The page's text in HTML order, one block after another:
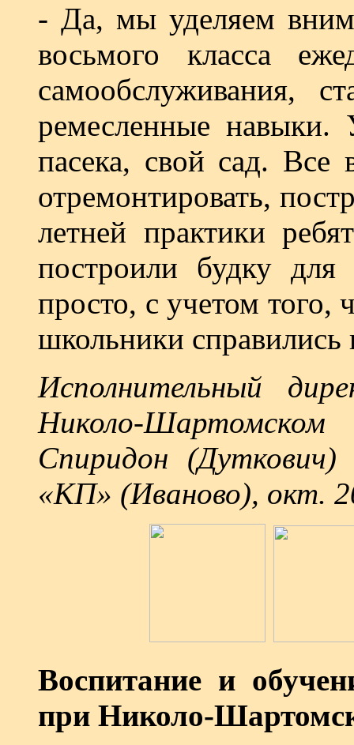
- Да, мы уделяем
восьмого класса
самообслуживания,
ремесленные навыки.
пасека, свой сад.
отремонтировать,
летней практики
построили будку
просто, с учетом того,
школьники
Исполнительный
Николо-
Спиридон
«КП» (Иваново), окт.
Воспитание и
при Николо-